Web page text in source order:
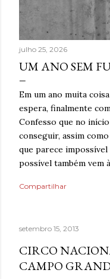
julho 25, 2026
UM ANO SEM
Em um ano muita
espera, finalmente
Confesso que no
conseguir, assim
que parece impossível
possível também vem
estava mais
ansiedade. Estaria
completamente livre
respirava com mais
Compartilhar
setembro 15, 2013
CIRCO
CAMPO